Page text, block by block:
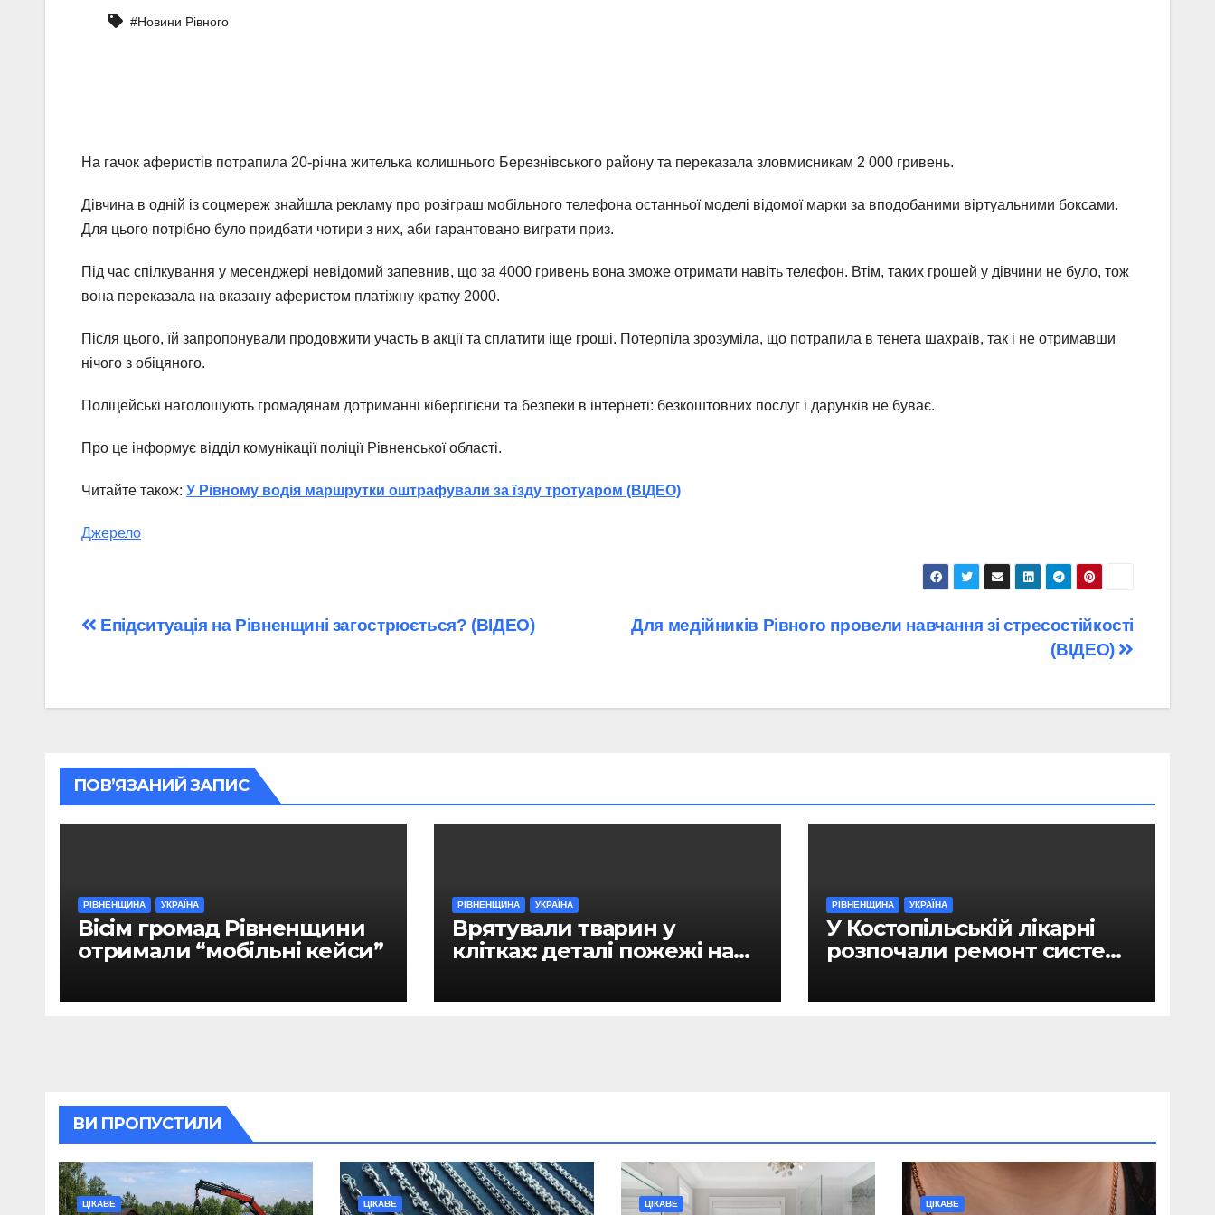
#Новини Рівного
На гачок аферистів потрапила 20-річна жителька колишнього Березнівського району та переказала зловмисникам 2 000 гривень.
Дівчина в одній із соцмереж знайшла рекламу про розіграш мобільного телефона останньої моделі відомої марки за вподобаними віртуальними боксами.
Для цього потрібно було придбати чотири з них, аби гарантовано виграти приз.
Під час спілкування у месенджері невідомий запевнив, що за 4000 гривень вона зможе отримати навіть телефон. Втім, таких грошей у дівчини не було, тож
вона переказала на вказану аферистом платіжну кратку 2000.
Після цього, їй запропонували продовжити участь в акції та сплатити іще гроші. Потерпіла зрозуміла, що потрапила в тенета шахраїв, так і не отримавши
нічого з обіцяного.
Поліцейські наголошують громадянам дотриманні кібергігієни та безпеки в інтернеті: безкоштовних послуг і дарунків не буває.
Про це інформує відділ комунікації поліції Рівненської області.
Читайте також: У Рівному водія маршрутки оштрафували за їзду тротуаром (ВІДЕО)
Джерело
Навігація
Для медійників Рівного провели навчання зі стресостійкості
(ВІДЕО)
Епідситуація на Рівненщині загострюється? (ВІДЕО)
ПОВ’ЯЗАНИЙ ЗАПИС
РІВНЕНЩИНА УКРАЇНА
Вісім громад Рівненщини
отримали “мобільні кейси”
РІВНЕНЩИНА УКРАЇНА
Врятували тварин у
клітках: деталі пожежі на
РІВНЕНЩИНА УКРАЇНА
У Костопільській лікарні
розпочали ремонт системи
ВИ ПРОПУСТИЛИ
ЦІКАВЕ ЦІКАВЕ ЦІКАВЕ ЦІКАВЕ